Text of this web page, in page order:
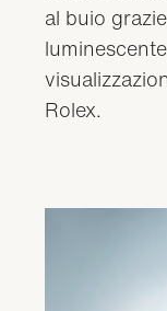
al buio
Rolex.